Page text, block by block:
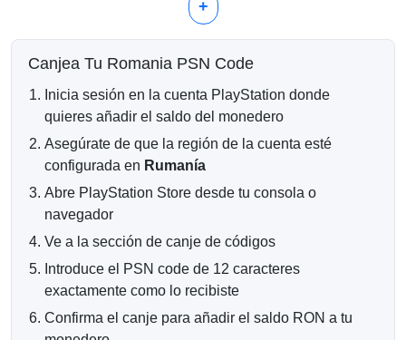
¿Qué Puedes Comprar con 50 RON?
DLC y complementos descargables
Juegos pequeños de la PlayStation Store
Moneda dentro del juego y artículos cosméticos
Ofertas digitales con descuento
Saldo extra en la billetera para pagos combinados
Entrega Digital Rápida y Confiable
Después de un pago exitoso, tu código de billetera de
PlayStation se entrega electrónicamente a tu dirección de
automáticamente, por lo que puedes canjear tu código poco
después de completar la compra.
Compatibilidad con Cuentas de
Rumania
+
Canjea Tu Romania PSN Code
Inicia sesión en la cuenta PlayStation donde
quieres añadir el saldo del monedero
Asegúrate de que la región de la cuenta esté
configurada en Rumanía
Abre PlayStation Store desde tu consola o
navegador
Ve a la sección de canje de códigos
Introduce el PSN code de 12 caracteres
exactamente como lo recibiste
Confirma el canje para añadir el saldo RON a tu